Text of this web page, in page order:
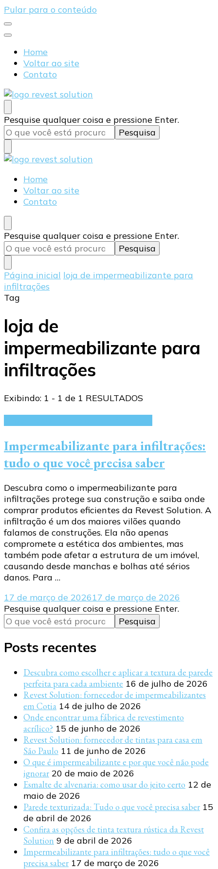
Pular para o conteúdo
Home
Voltar ao site
Contato
Blog Revest Solution
Procurando
algo?
Pesquise qualquer coisa e pressione Enter.
Blog Revest Solution
Home
Voltar ao site
Contato
Procurando
algo?
Pesquise qualquer coisa e pressione Enter.
Página inicial loja de impermeabilizante para
infiltrações
Tag
loja de
impermeabilizante para
infiltrações
Exibindo: 1 - 1 de 1 RESULTADOS
Impermeabilizante para infiltrações:
tudo o que você precisa saber
Descubra como o impermeabilizante para
infiltrações protege sua construção e saiba onde
comprar produtos eficientes da Revest Solution. A
infiltração é um dos maiores vilões quando
falamos de construções. Ela não apenas
compromete a estética dos ambientes, mas
também pode afetar a estrutura de um imóvel,
causando desde manchas e bolhas até sérios
danos. Para …
17 de março de 202617 de março de 2026
Procurando
algo?
Pesquise qualquer coisa e pressione Enter.
Posts recentes
Descubra como escolher e aplicar a textura de parede
perfeita para cada ambiente 16 de julho de 2026
Revest Solution: fornecedor de impermeabilizantes
em Cotia 14 de julho de 2026
Onde encontrar uma fábrica de revestimento
acrílico? 15 de junho de 2026
Revest Solution: fornecedor de tintas para casa em
São Paulo 11 de junho de 2026
O que é impermeabilizante e por que você não pode
ignorar 20 de maio de 2026
Esmalte de alvenaria: como usar do jeito certo 12 de
maio de 2026
Parede texturizada: Tudo o que você precisa saber 15
de abril de 2026
Confira as opções de tinta textura rústica da Revest
Solution 9 de abril de 2026
Impermeabilizante para infiltrações: tudo o que você
precisa saber 17 de março de 2026